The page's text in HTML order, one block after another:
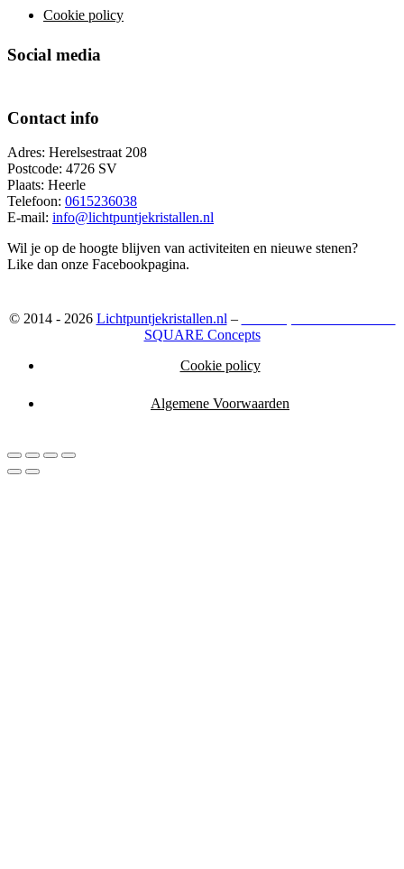
Cookie policy
Social media
Contact info
Adres: Herelsestraat 208
Postcode: 4726 SV
Plaats: Heerle
Telefoon: 0615236038
E-mail: info@lichtpuntjekristallen.nl
Wil je op de hoogte blijven van activiteiten en nieuwe stenen?
Like dan onze Facebookpagina.
© 2014 - 2026 Lichtpuntjekristallen.nl –
SQUARE Concepts
Cookie policy
Algemene Voorwaarden